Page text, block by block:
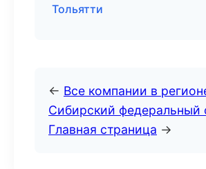
Тольятти
← Все компании в
Сибирский федеральный
Главная страница →